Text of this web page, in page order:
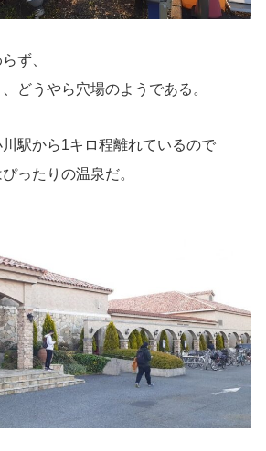
ず、
どうやら穴場のようである。
駅から1キロ程離れているので
ったりの温泉だ。